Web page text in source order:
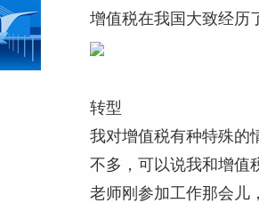
增值税在我国大致经历
转型
我对增值税有种特殊的
不多，可以说我和增值
老师刚参加工作那会儿